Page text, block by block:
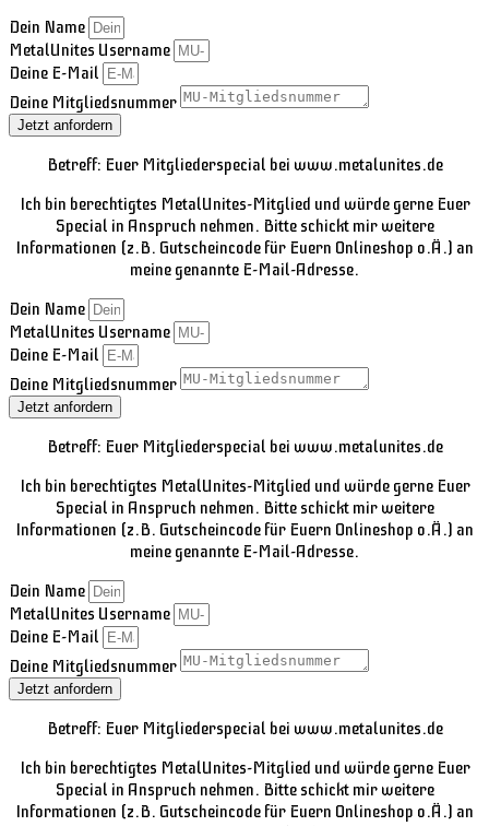
Dein Name
MetalUnites Username
Deine E-Mail
Deine Mitgliedsnummer
Jetzt anfordern
Betreff: Euer Mitgliederspecial bei www.metalunites.de
Ich bin berechtigtes MetalUnites-Mitglied und würde gerne Euer
Special in Anspruch nehmen. Bitte schickt mir weitere
Informationen (z.B. Gutscheincode für Euern Onlineshop o.Ä.) an
meine genannte E-Mail-Adresse.
Dein Name
MetalUnites Username
Deine E-Mail
Deine Mitgliedsnummer
Jetzt anfordern
Betreff: Euer Mitgliederspecial bei www.metalunites.de
Ich bin berechtigtes MetalUnites-Mitglied und würde gerne Euer
Special in Anspruch nehmen. Bitte schickt mir weitere
Informationen (z.B. Gutscheincode für Euern Onlineshop o.Ä.) an
meine genannte E-Mail-Adresse.
Dein Name
MetalUnites Username
Deine E-Mail
Deine Mitgliedsnummer
Jetzt anfordern
Betreff: Euer Mitgliederspecial bei www.metalunites.de
Ich bin berechtigtes MetalUnites-Mitglied und würde gerne Euer
Special in Anspruch nehmen. Bitte schickt mir weitere
Informationen (z.B. Gutscheincode für Euern Onlineshop o.Ä.) an